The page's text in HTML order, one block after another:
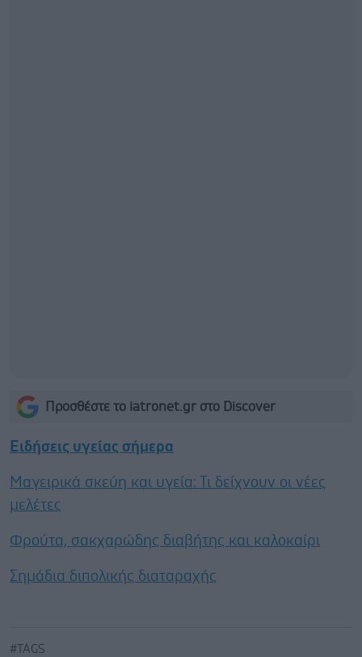
Προσθέστε το iatronet.gr στο Discover
Ειδήσεις υγείας σήμερα
Μαγειρικά σκεύη και υγεία: Τι δείχνουν οι νέες
μελέτες
Φρούτα, σακχαρώδης διαβήτης και καλοκαίρι
Σημάδια διπολικής διαταραχής
#TAGS